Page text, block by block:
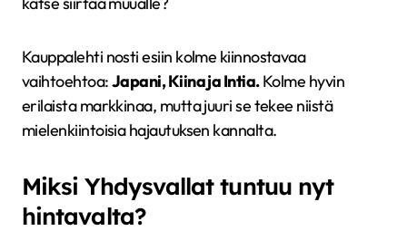
Kauppalehti nosti esiin kolme kiinnostavaa
vaihtoehtoa:Japani, Kiina ja Intia.Kolme hyvin
erilaista markkinaa, mutta juuri se tekee niistä
mielenkiintoisia hajautuksen kannalta.
Miksi Yhdysvallat tuntuu nyt
hintavalta?